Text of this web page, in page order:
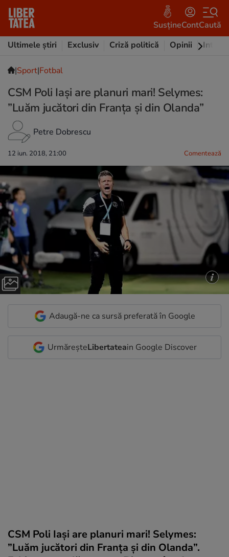
SusțineContCaută
Ultimele știri
Exclusiv Criză politică Opinii
|Sport|Fotbal
CSM Poli Iași are planuri mari! Selymes:
”Luăm jucători din Franța și din Olanda”
Petre Dobrescu
12 iun. 2018, 21:00 Comentează
Adaugă-ne ca sursă preferată în Google
UrmăreșteLibertateain Google Discover
CSM Poli Iași are planuri mari! Selymes:
”Luăm jucători din Franța și din Olanda”.